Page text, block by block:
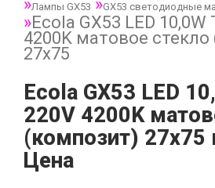
Лампы GX53
GX53 светодиодные
Ecola GX53 LED
4200K матовое
27x75
Ecola GX53 LED
220V 4200K
(композит) 27x75
Цена